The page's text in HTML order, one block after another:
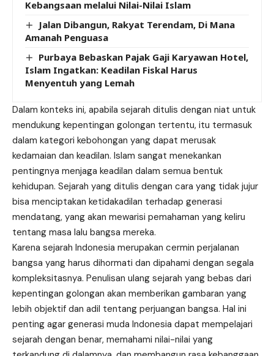
Kebangsaan melalui Nilai-Nilai Islam
Jalan Dibangun, Rakyat Terendam, Di Mana
Amanah Penguasa
Purbaya Bebaskan Pajak Gaji Karyawan Hotel,
Islam Ingatkan: Keadilan Fiskal Harus
Menyentuh yang Lemah
Dalam konteks ini, apabila sejarah ditulis dengan niat untuk
mendukung kepentingan golongan tertentu, itu termasuk
dalam kategori kebohongan yang dapat merusak
kedamaian dan keadilan. Islam sangat menekankan
pentingnya menjaga keadilan dalam semua bentuk
kehidupan. Sejarah yang ditulis dengan cara yang tidak jujur
bisa menciptakan ketidakadilan terhadap generasi
mendatang, yang akan mewarisi pemahaman yang keliru
tentang masa lalu bangsa mereka.
Karena sejarah Indonesia merupakan cermin perjalanan
bangsa yang harus dihormati dan dipahami dengan segala
kompleksitasnya. Penulisan ulang sejarah yang bebas dari
kepentingan golongan akan memberikan gambaran yang
lebih objektif dan adil tentang perjuangan bangsa. Hal ini
penting agar generasi muda Indonesia dapat mempelajari
sejarah dengan benar, memahami nilai-nilai yang